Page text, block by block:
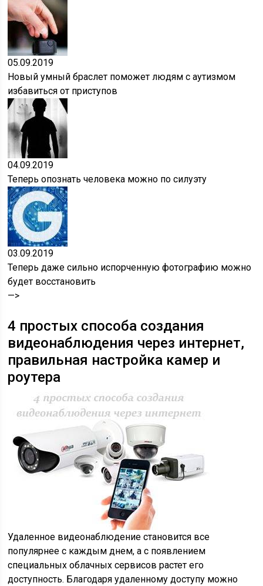
05.09.2019
Новый умный браслет поможет людям с аутизмом
избавиться от приступов
04.09.2019
Теперь опознать человека можно по силуэту
03.09.2019
Теперь даже сильно испорченную фотографию можно
будет восстановить
—>
4 простых способа создания
видеонаблюдения через интернет,
правильная настройка камер и
роутера
Удаленное видеонаблюдение становится все
популярнее с каждым днем, а с появлением
специальных облачных сервисов растет его
доступность. Благодаря удаленному доступу можно